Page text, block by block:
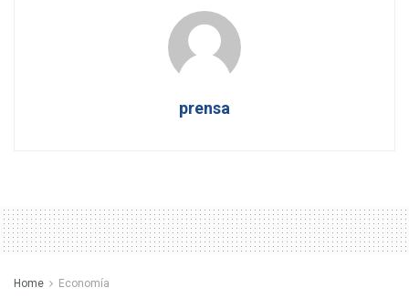
prensa
Home Economía